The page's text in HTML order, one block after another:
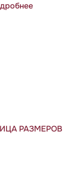
РАЗМЕРОВ